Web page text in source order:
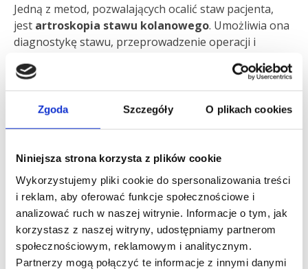
Zgoda Szczegóły O plikach cookies
Niniejsza strona korzysta z plików cookie
Wykorzystujemy pliki cookie do spersonalizowania treści
i reklam, aby oferować funkcje społecznościowe i
analizować ruch w naszej witrynie. Informacje o tym, jak
korzystasz z naszej witryny, udostępniamy partnerom
społecznościowym, reklamowym i analitycznym.
Partnerzy mogą połączyć te informacje z innymi danymi
Jedną z metod, pozwalających ocalić staw pacjenta,
jest artroskopia stawu kolanowego. Umożliwia ona
diagnostykę stawu, przeprowadzenie operacji i
Zabieg rozpoczyna się od wykonania przez lekarza
dwóch lub trzech niewielkich nacięć na skórze
pacjenta, przez które wprowadza artroskop. Jest to
specjalistyczna kamera z własnym źródłem światła,
monitora ocenić w czasie rzeczywistym strukturę
całego stawu tj. łąkotki, chrząstki, staw rzepkowo-
udowy, więzadła oraz błonę maziową. Jeżeli istnieje
taka konieczność, lekarz wprowadza narzędzia
chirurgiczne, cieńsze niż obwód ołówka, i
przeprowadza zabieg. W trakcie artroskopii
wykonywane są różne procedury, m.in.: